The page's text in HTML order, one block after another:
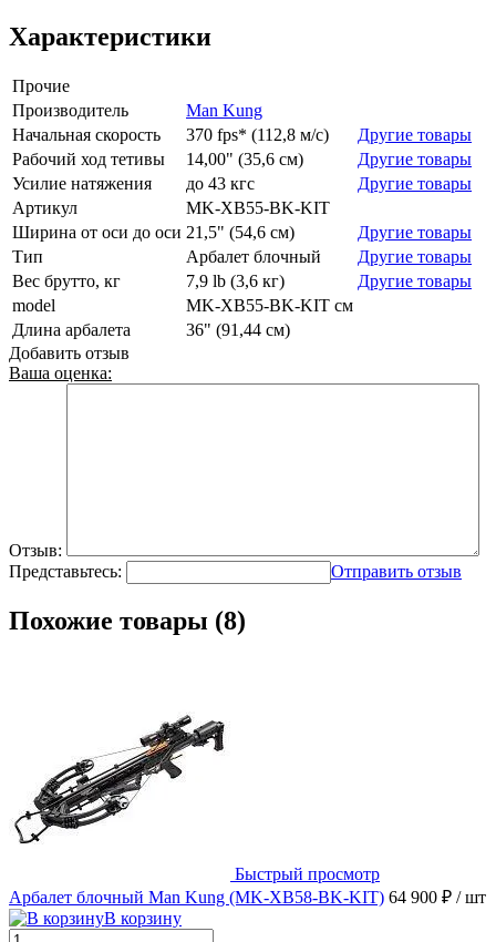
Характеристики
Прочие
Производитель
Man Kung
Начальная скорость
370 fps* (112,8 м/с)
Другие товары
Рабочий ход тетивы
14,00" (35,6 см)
Другие товары
Усилие натяжения
до 43 кгс
Другие товары
Артикул
MK-XB55-BK-KIT
Ширина от оси до оси 21,5" (54,6 см)
Другие товары
Тип
Арбалет блочный
Другие товары
Вес брутто, кг
7,9 lb (3,6 кг)
Другие товары
model
MK-XB55-BK-KIT см
Длина арбалета
36" (91,44 см)
Добавить отзыв
Ваша оценка:
Отзыв:
Представьтесь:
Отправить отзыв
Похожие товары (8)
Быстрый просмотр
Арбалет блочный Man Kung (MK-XB58-BK-KIT) 64 900 ₽ / шт
В корзину